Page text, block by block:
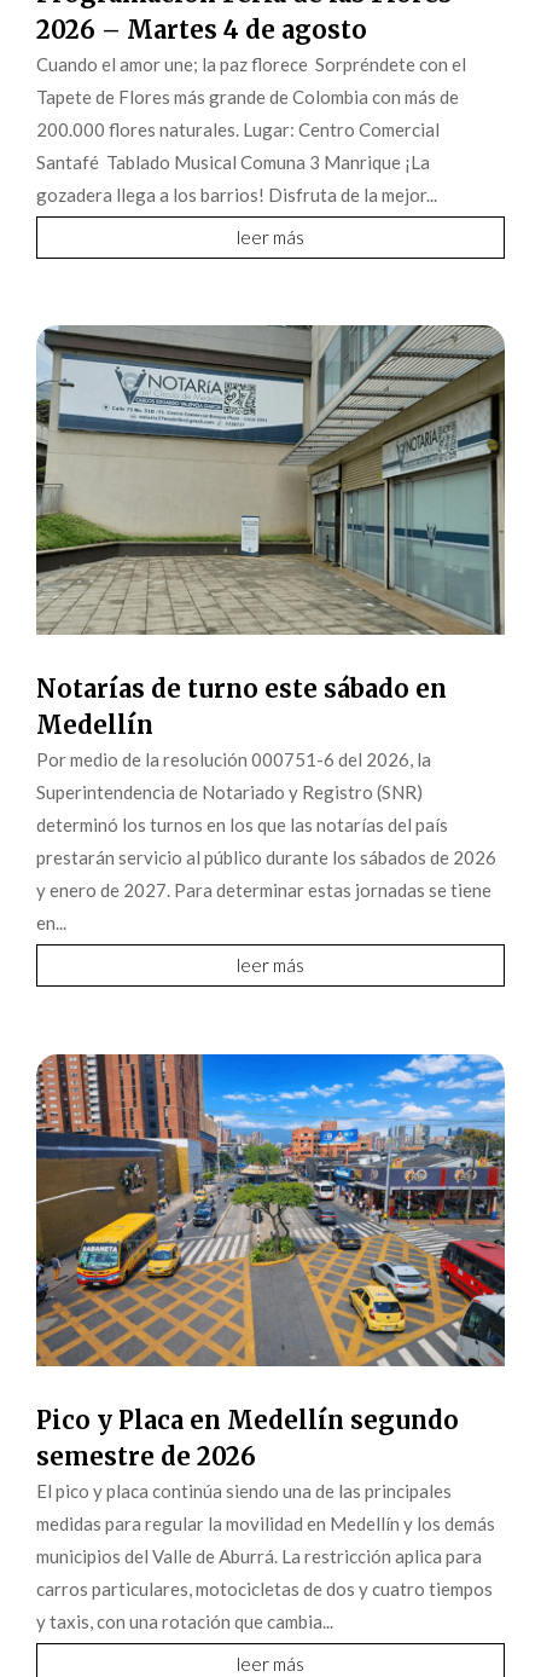
2026 – Martes 4 de agosto
Cuando el amor une; la paz florece Sorpréndete con el
Tapete de Flores más grande de Colombia con más de
200.000 flores naturales. Lugar: Centro Comercial
Santafé Tablado Musical Comuna 3 Manrique ¡La
gozadera llega a los barrios! Disfruta de la mejor...
leer más
Notarías de turno este sábado en
Medellín
Por medio de la resolución 000751-6 del 2026, la
Superintendencia de Notariado y Registro (SNR)
determinó los turnos en los que las notarías del país
prestarán servicio al público durante los sábados de 2026
y enero de 2027. Para determinar estas jornadas se tiene
en...
leer más
Pico y Placa en Medellín segundo
semestre de 2026
El pico y placa continúa siendo una de las principales
medidas para regular la movilidad en Medellín y los demás
municipios del Valle de Aburrá. La restricción aplica para
carros particulares, motocicletas de dos y cuatro tiempos
y taxis, con una rotación que cambia...
leer más